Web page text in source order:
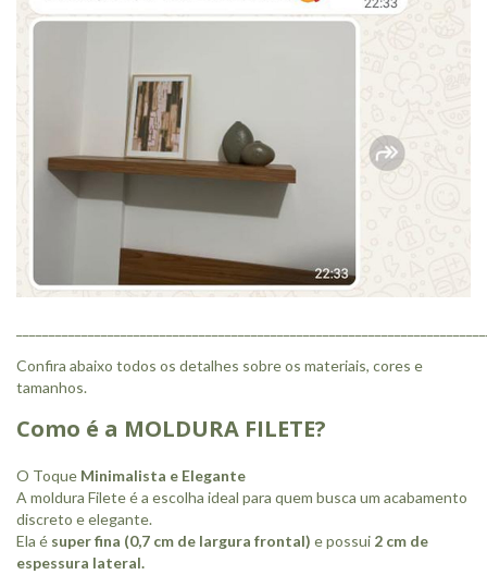
Confira abaixo todos os detalhes sobre os materiais, cores e
tamanhos.
Como é a MOLDURA FILETE?
O Toque Minimalista e Elegante
A moldura Filete é a escolha ideal para quem busca um acabamento
discreto e elegante.
Ela é super fina (0,7 cm de largura frontal) e possui 2 cm de
espessura lateral.